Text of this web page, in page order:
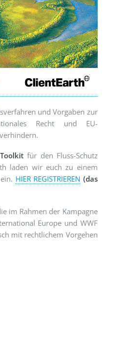
und Vorgaben zur
Recht und EU-
für den Fluss-Schutz
laden wir euch zu einem
HIER REGISTRIEREN (das
im Rahmen der Kampagne
Europe und WWF
mit rechtlichem Vorgehen